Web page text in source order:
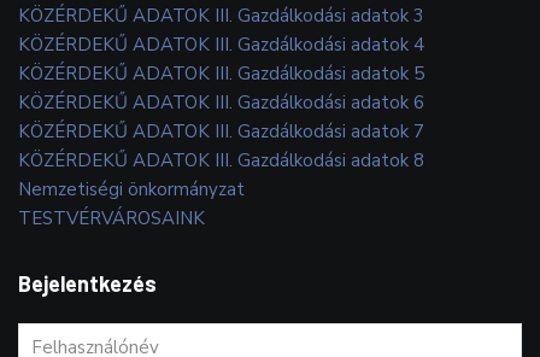
KÖZÉRDEKŰ ADATOK III. Gazdálkodási adatok 3
KÖZÉRDEKŰ ADATOK III. Gazdálkodási adatok 4
KÖZÉRDEKŰ ADATOK III. Gazdálkodási adatok 5
KÖZÉRDEKŰ ADATOK III. Gazdálkodási adatok 6
KÖZÉRDEKŰ ADATOK III. Gazdálkodási adatok 7
KÖZÉRDEKŰ ADATOK III. Gazdálkodási adatok 8
Nemzetiségi önkormányzat
TESTVÉRVÁROSAINK
Bejelentkezés